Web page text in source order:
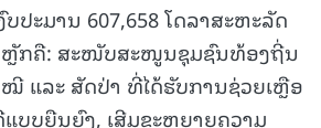
ປະມານ 607,658 ໂດລາສະຫະລັດ
ຫຼັກຄື: ສະໜັບສະໜູນຊຸມຊົນທ້ອງຖີ່ນ
ໝີ ແລະ ສັດປ່າ ທີ່ໄດ້ຮັບການຊ່ວຍເຫຼືອ
ບບຍືນຍົງ, ເສີມຂະຫຍາຍຄວາມ